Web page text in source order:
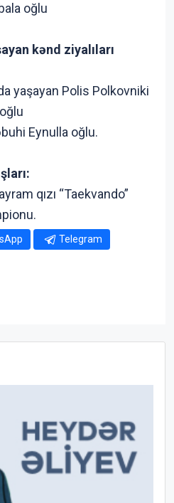
oğlu
kənd ziyalıları
yaşayan Polis Polkovniki
Eynulla oğlu.
qızı “Taekvando”
Telegram